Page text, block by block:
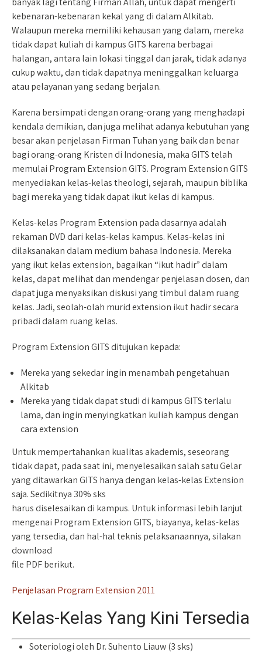
kebenaran-kebenaran kekal yang di dalam Alkitab.
Walaupun mereka memiliki kehausan yang dalam, mereka
tidak dapat kuliah di kampus GITS karena berbagai
halangan, antara lain lokasi tinggal dan jarak, tidak adanya
cukup waktu, dan tidak dapatnya meninggalkan keluarga
atau pelayanan yang sedang berjalan.
Karena bersimpati dengan orang-orang yang menghadapi
kendala demikian, dan juga melihat adanya kebutuhan yang
besar akan penjelasan Firman Tuhan yang baik dan benar
bagi orang-orang Kristen di Indonesia, maka GITS telah
memulai Program Extension GITS. Program Extension GITS
menyediakan kelas-kelas theologi, sejarah, maupun biblika
bagi mereka yang tidak dapat ikut kelas di kampus.
Kelas-kelas Program Extension pada dasarnya adalah
rekaman DVD dari kelas-kelas kampus. Kelas-kelas ini
dilaksanakan dalam medium bahasa Indonesia. Mereka
yang ikut kelas extension, bagaikan “ikut hadir” dalam
kelas, dapat melihat dan mendengar penjelasan dosen, dan
dapat juga menyaksikan diskusi yang timbul dalam ruang
kelas. Jadi, seolah-olah murid extension ikut hadir secara
pribadi dalam ruang kelas.
Program Extension GITS ditujukan kepada:
Mereka yang sekedar ingin menambah pengetahuan
Alkitab
Mereka yang tidak dapat studi di kampus GITS terlalu
lama, dan ingin menyingkatkan kuliah kampus dengan
cara extension
Untuk mempertahankan kualitas akademis, seseorang
tidak dapat, pada saat ini, menyelesaikan salah satu Gelar
yang ditawarkan GITS hanya dengan kelas-kelas Extension
saja. Sedikitnya 30% sks
harus diselesaikan di kampus. Untuk informasi lebih lanjut
mengenai Program Extension GITS, biayanya, kelas-kelas
yang tersedia, dan hal-hal teknis pelaksanaannya, silakan
download
file PDF berikut.
Penjelasan Program Extension 2011
Kelas-Kelas Yang Kini Tersedia
Soteriologi oleh Dr. Suhento Liauw (3 sks)